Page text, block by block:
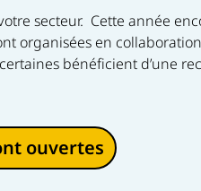
ouvertes